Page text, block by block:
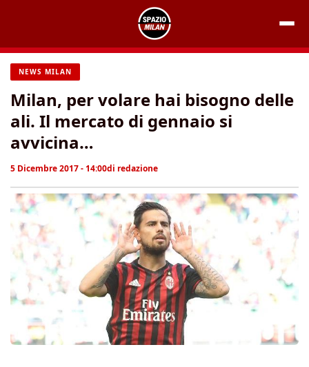
contenuto
NEWS MILAN
Milan, per volare hai bisogno delle
ali. Il mercato di gennaio si
avvicina…
5 Dicembre 2017 - 14:00di redazione